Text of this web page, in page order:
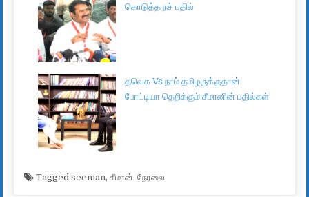
கொடுத்த நச் பதில்
தவெக Vs நாம் தமிழருக்குதான்
போட்டியா தெறிக்கும் சீமானின் பதில்கள்
Taggedseeman,சீமான்,நேரலை